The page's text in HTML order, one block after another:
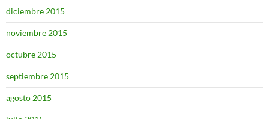
diciembre 2015
noviembre 2015
octubre 2015
septiembre 2015
agosto 2015